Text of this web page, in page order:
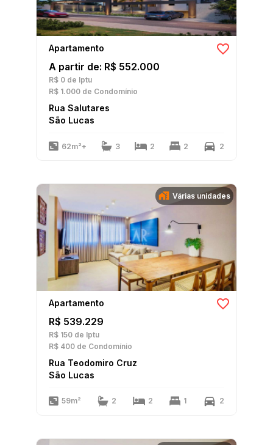
Apartamento
A partir de: R$ 552.000
R$ 0 de Iptu
R$ 1.000 de Condomínio
Rua Salutares
São Lucas
62m²+ 3 2 2 2
Várias unidades
Apartamento
R$ 539.229
R$ 150 de Iptu
R$ 400 de Condomínio
Rua Teodomiro Cruz
São Lucas
59m² 2 2 1 2